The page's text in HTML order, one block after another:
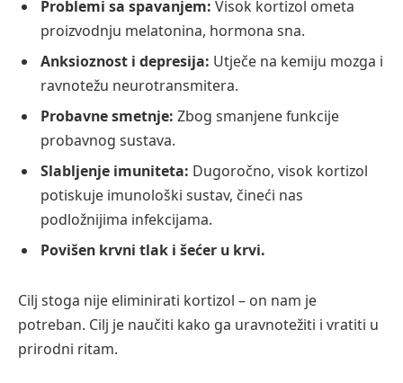
Problemi sa spavanjem: Visok kortizol ometa
proizvodnju melatonina, hormona sna.
Anksioznost i depresija: Utječe na kemiju mozga i
ravnotežu neurotransmitera.
Probavne smetnje: Zbog smanjene funkcije
probavnog sustava.
Slabljenje imuniteta: Dugoročno, visok kortizol
potiskuje imunološki sustav, čineći nas
podložnijima infekcijama.
Povišen krvni tlak i šećer u krvi.
Cilj stoga nije eliminirati kortizol – on nam je
potreban. Cilj je naučiti kako ga uravnotežiti i vratiti u
prirodni ritam.